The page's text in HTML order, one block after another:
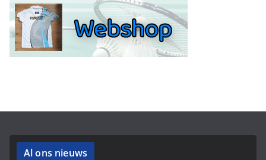
Al ons nieuws